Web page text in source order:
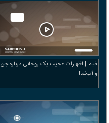
فیلم | اظهارات عجیب یک روحانی درباره جن‌
و آب‌نما!